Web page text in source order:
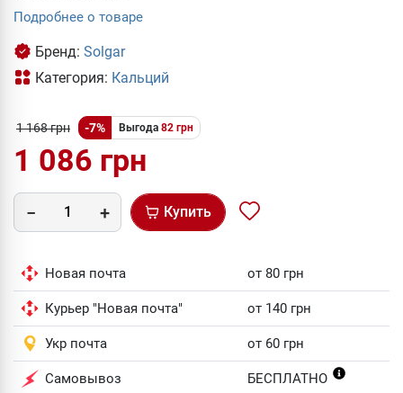
Подробнее о товаре
Бренд: Solgar
Категория: Кальций
1 168 грн -7% Выгода 82 грн
1 086 грн
Купить
Новая почта от 80 грн
Курьер "Новая почта" от 140 грн
Укр почта от 60 грн
Самовывоз БЕСПЛАТНО